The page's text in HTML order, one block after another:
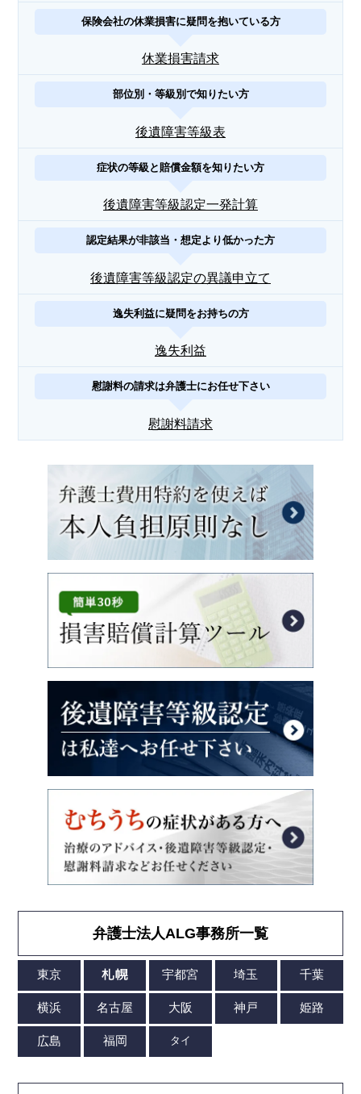
保険会社の休業損害に疑問を抱いている方
休業損害請求
部位別・等級別で知りたい方
後遺障害等級表
症状の等級と賠償金額を知りたい方
後遺障害等級認定一発計算
認定結果が非該当・想定より低かった方
後遺障害等級認定の異議申立て
逸失利益に疑問をお持ちの方
逸失利益
慰謝料の請求は弁護士にお任せ下さい
慰謝料請求
弁護士法人ALG事務所一覧